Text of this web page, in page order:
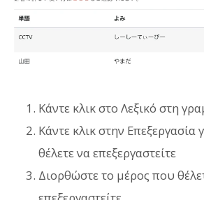
Κάντε κλικ στο Λεξικό στη
Κάντε κλικ στην Επεξεργασία
θέλετε να επεξεργαστείτε
Διορθώστε το μέρος που